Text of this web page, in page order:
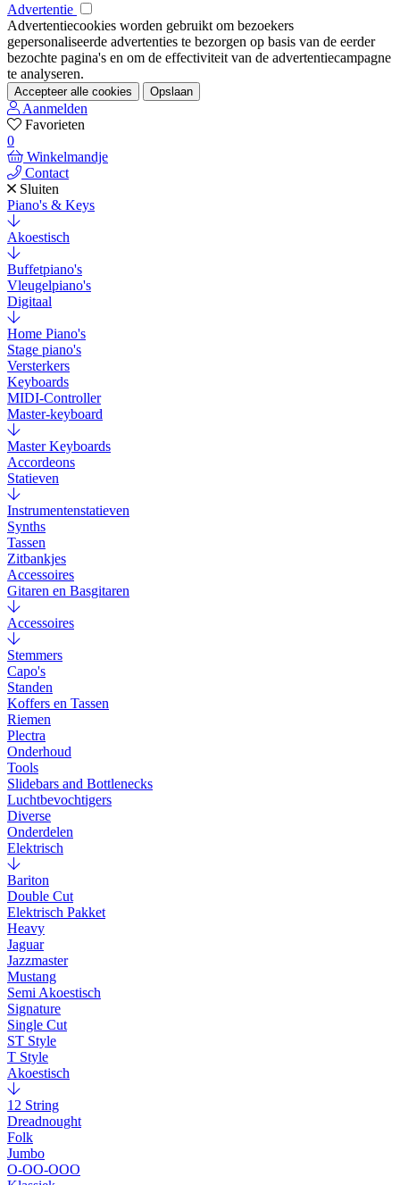
Advertentie
Advertentiecookies worden gebruikt om bezoekers
gepersonaliseerde advertenties te bezorgen op basis van de eerder
bezochte pagina's en om de effectiviteit van de advertentiecampagne
te analyseren.
Accepteer alle cookies Opslaan
Aanmelden
Favorieten
0
Winkelmandje
Contact
Sluiten
Piano's & Keys
Akoestisch
Buffetpiano's
Vleugelpiano's
Digitaal
Home Piano's
Stage piano's
Versterkers
Keyboards
MIDI-Controller
Master-keyboard
Master Keyboards
Accordeons
Statieven
Instrumentenstatieven
Synths
Tassen
Zitbankjes
Accessoires
Gitaren en Basgitaren
Accessoires
Stemmers
Capo's
Standen
Koffers en Tassen
Riemen
Plectra
Onderhoud
Tools
Slidebars and Bottlenecks
Luchtbevochtigers
Diverse
Onderdelen
Elektrisch
Bariton
Double Cut
Elektrisch Pakket
Heavy
Jaguar
Jazzmaster
Mustang
Semi Akoestisch
Signature
Single Cut
ST Style
T Style
Akoestisch
12 String
Dreadnought
Folk
Jumbo
O-OO-OOO